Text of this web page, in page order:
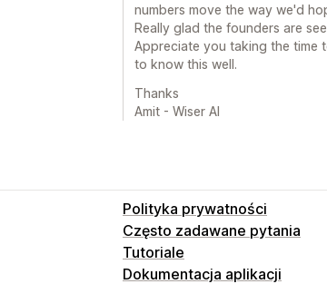
numbers move the way we'd
Really glad the founders are
Appreciate you taking the time
to know this well.
Thanks
Amit - Wiser AI
Polityka prywatności
Często zadawane pytania
Tutoriale
Dokumentacja aplikacji